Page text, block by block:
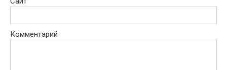
Комментарий